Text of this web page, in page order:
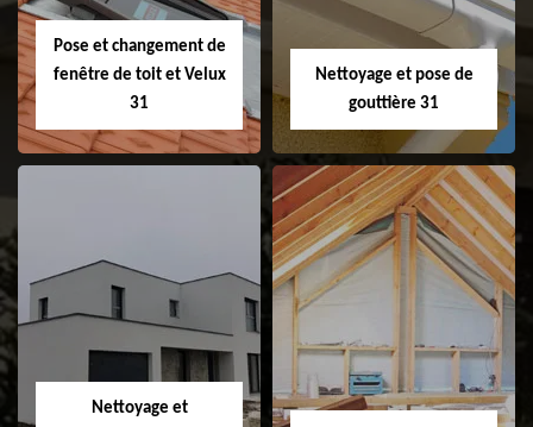
31
Pose et changement de
fenêtre de toit et Velux
31
Pose et
changement de
fenêtre de toit et
Velux 31
Nettoyage et pose de
gouttière 31
Nettoyage et pose
Nettoyage et